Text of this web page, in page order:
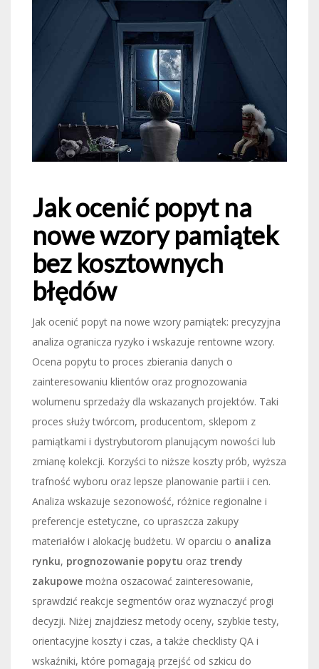
Jak ocenić popyt na
nowe wzory pamiątek
bez kosztownych
błędów
Jak ocenić popyt na nowe wzory pamiątek: precyzyjna
analiza ogranicza ryzyko i wskazuje rentowne wzory.
Ocena popytu to proces zbierania danych o
zainteresowaniu klientów oraz prognozowania
wolumenu sprzedaży dla wskazanych projektów. Taki
proces służy twórcom, producentom, sklepom z
pamiątkami i dystrybutorom planującym nowości lub
zmianę kolekcji. Korzyści to niższe koszty prób, wyższa
trafność wyboru oraz lepsze planowanie partii i cen.
Analiza wskazuje sezonowość, różnice regionalne i
preferencje estetyczne, co upraszcza zakupy
materiałów i alokację budżetu. W oparciu o analiza
rynku, prognozowanie popytu oraz trendy
zakupowe można oszacować zainteresowanie,
sprawdzić reakcje segmentów oraz wyznaczyć progi
decyzji. Niżej znajdziesz metody oceny, szybkie testy,
orientacyjne koszty i czas, a także checklisty QA i
wskaźniki, które pomagają przejść od szkicu do